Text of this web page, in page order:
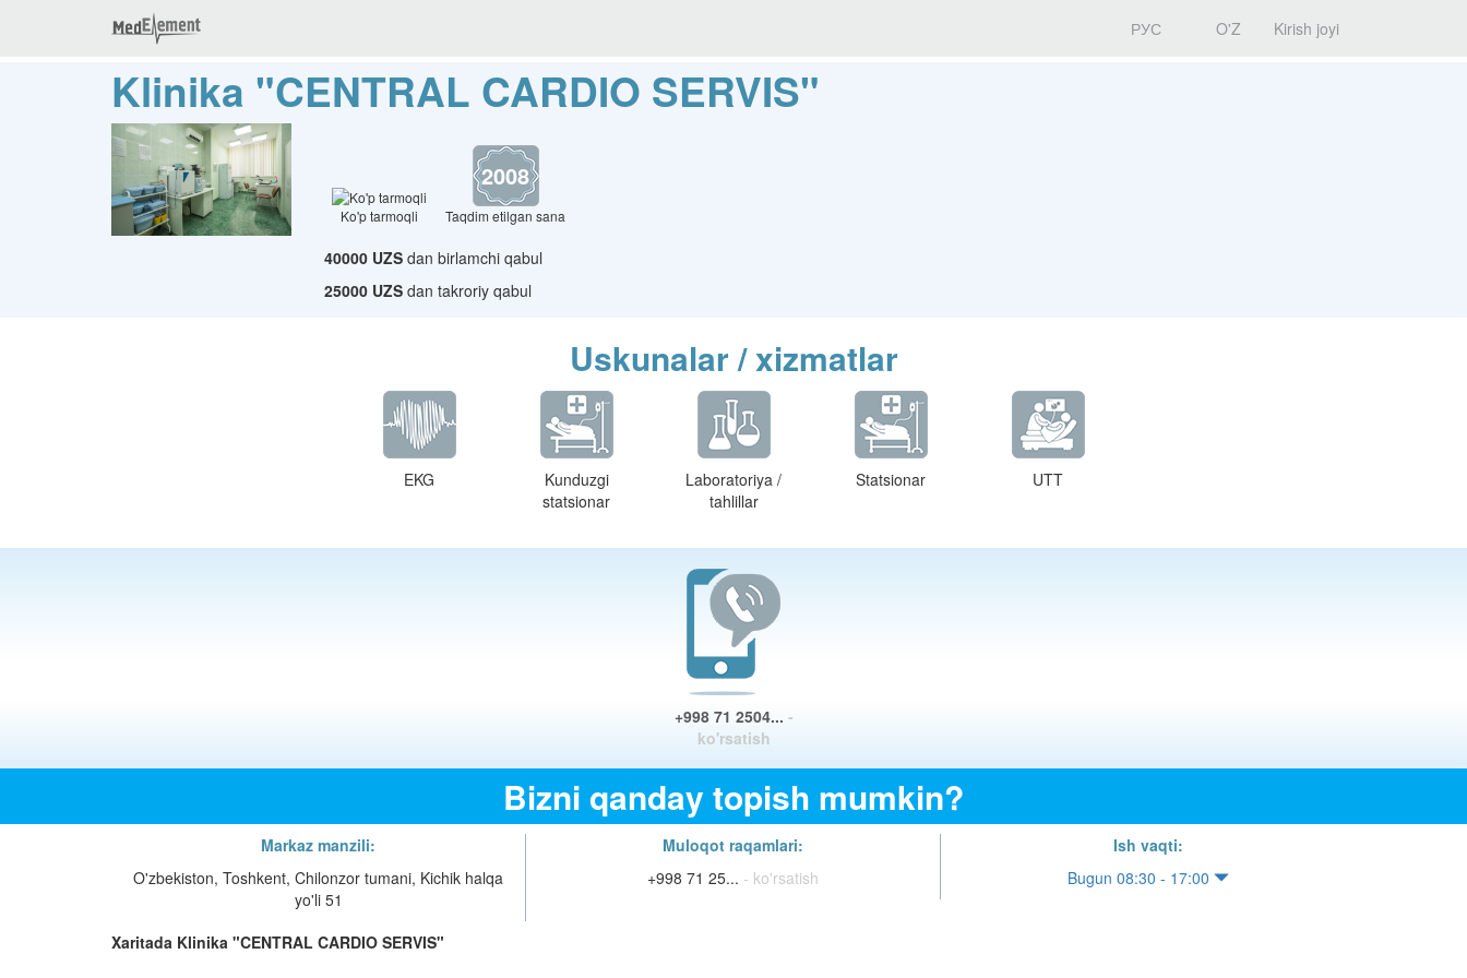
РУС O'Z Kirish joyi
Klinika "CENTRAL CARDIO SERVIS"
Ko'p tarmoqli
2008
Taqdim etilgan sana
40000 UZS dan birlamchi qabul
25000 UZS dan takroriy qabul
Uskunalar / xizmatlar
EKG
Kunduzgi
statsionar
Laboratoriya /
tahlillar
Statsionar UTT
+998 71 2504... -
ko'rsatish
Bizni qanday topish mumkin?
Markaz manzili:
O'zbekiston, Toshkent, Chilonzor tumani, Kichik halqa
yo'li 51
Muloqot raqamlari:
+998 71 25... - ko'rsatish
Ish vaqti:
Bugun 08:30 - 17:00
Xaritada Klinika "CENTRAL CARDIO SERVIS"